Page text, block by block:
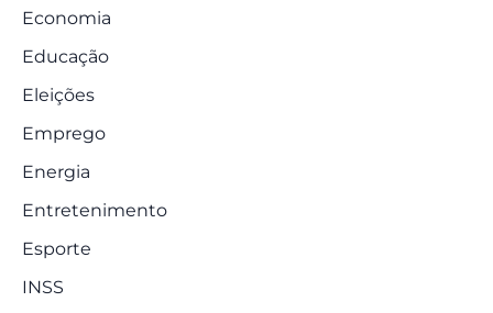
Economia
Educação
Eleições
Emprego
Energia
Entretenimento
Esporte
INSS